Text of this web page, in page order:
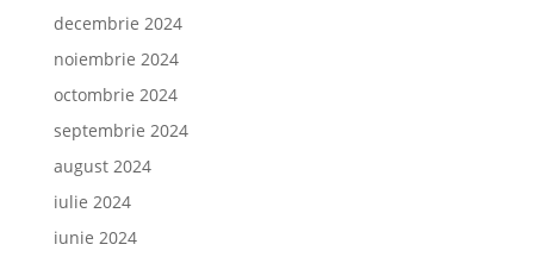
decembrie 2024
noiembrie 2024
octombrie 2024
septembrie 2024
august 2024
iulie 2024
iunie 2024